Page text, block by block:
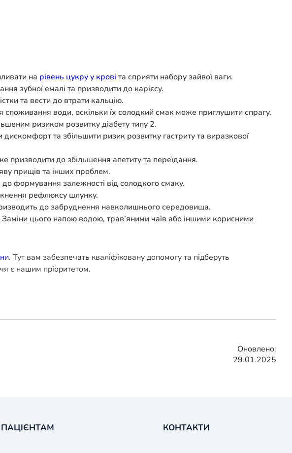
на рівень цукру у крові та сприяти набору зайвої ваги.
зубної емалі та призводити до карієсу.
та вести до втрати кальцію.
води, оскільки їх солодкий смак може приглушити спрагу.
ризиком розвитку діабету типу 2.
дискомфорт та збільшити ризик розвитку гастриту та виразкової
призводити до збільшення апетиту та переїдання.
прищів та інших проблем.
формування залежності від солодкого смаку.
рефлюксу шлунку.
до забруднення навколишнього середовища.
цього напою водою, трав’яними чаїв або іншими корисними
. Тут вам забезпечать кваліфіковану допомогу та підберуть
є нашим пріоритетом.
Оновлено:
29.01.2025
ПАЦІЄНТАМ КОНТАКТИ